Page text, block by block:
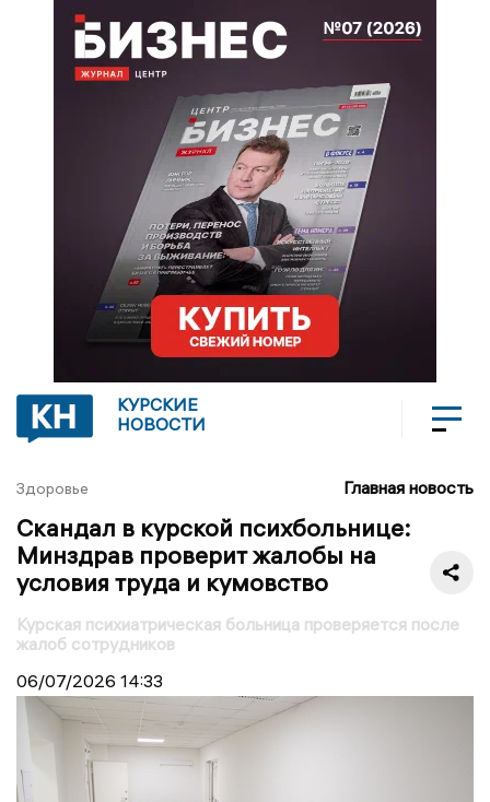
КУРСКИЕ
НОВОСТИ
Здоровье Главная новость
Скандал в курской психбольнице:
Минздрав проверит жалобы на
условия труда и кумовство
Курская психиатрическая больница проверяется после
жалоб сотрудников
06/07/2026 14:33